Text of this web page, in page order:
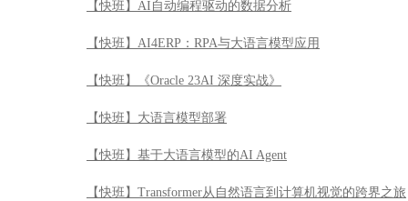
【快班】AI自动编程驱动的数据分析
【快班】AI4ERP：RPA与大语言模型应用
【快班】《Oracle 23AI 深度实战》
【快班】大语言模型部署
【快班】基于大语言模型的AI Agent
【快班】Transformer从自然语言到计算机视觉的跨界之旅